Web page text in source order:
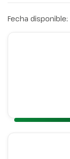
Fecha disponible: